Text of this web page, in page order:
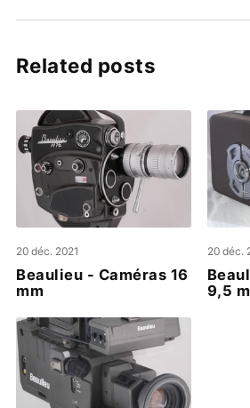
Related posts
20 déc. 2021
Beaulieu - Caméras 16
mm
20 déc.
9,5